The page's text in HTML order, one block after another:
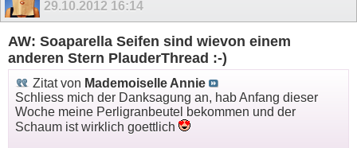
29.10.2012 16:14
AW: Soaparella Seifen sind wievon einem
anderen Stern PlauderThread :-)
Zitat von Mademoiselle Annie
Schliess mich der Danksagung an, hab Anfang dieser
Woche meine Perligranbeutel bekommen und der
Schaum ist wirklich goettlich